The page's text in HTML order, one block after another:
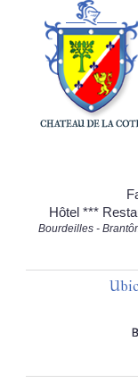
Hôtel ***
Bourdeilles -